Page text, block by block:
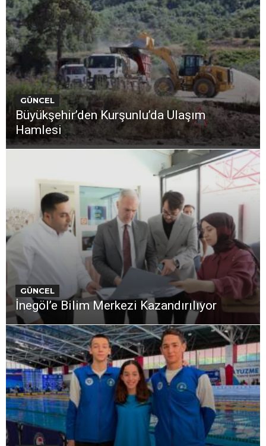
GÜNCEL
Büyükşehir’den Kurşunlu’da Ulaşım
Hamlesi
GÜNCEL
İnegöl’e Bilim Merkezi Kazandırılıyor